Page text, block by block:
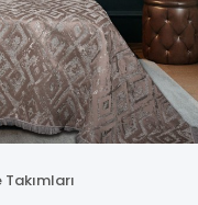
Takımları